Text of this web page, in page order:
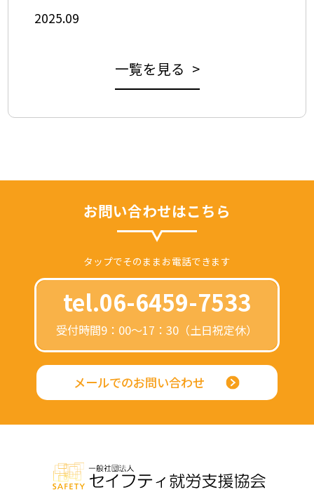
2025.09
一覧を見る >
お問い合わせはこちら
タップでそのままお電話できます
tel.06-6459-7533
受付時間9：00～17：30（土日祝定休）
メールでのお問い合わせ